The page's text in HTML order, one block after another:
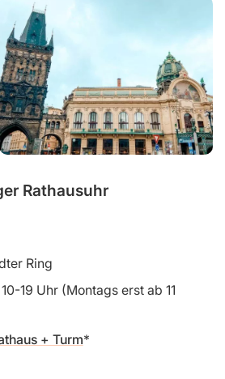
Rathausuhr
Ring
19 Uhr (Montags erst ab 11
+ Turm